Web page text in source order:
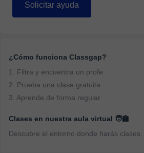
Solicitar ayuda
¿Cómo funciona Classgap?
1. Filtra y encuentra un profe
2. Prueba una clase gratuita
3. Aprende de forma regular
Clases en nuestra aula virtual 🧑‍🏫
Descubre el entorno donde harás clases.